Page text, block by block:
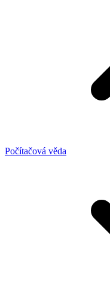
Počítačová věda